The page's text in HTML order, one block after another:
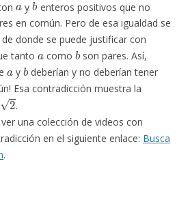
y
enteros positivos que no
en común. Pero de esa igualdad se
de donde se puede justificar con
tanto
a
como
b
son pares. Así,
a
y
b
deberían y no deberían tener
Esa contradicción muestra la
2
.
una colección de videos con
en el siguiente enlace: Busca
.